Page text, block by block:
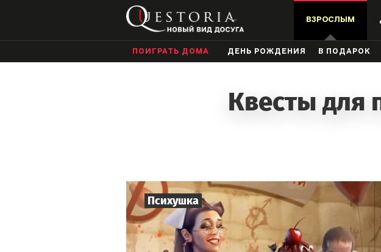
ВЗРОСЛЫМ
ПОИГРАТЬ ДОМА ДЕНЬ РОЖДЕНИЯ В ПОДАРОК
Квесты для
Психушка